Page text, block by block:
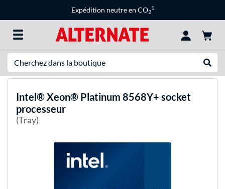
Expédition neutre en CO2
1
Intel®Xeon® Platinum 8568Y+ socket
processeur
(Tray)